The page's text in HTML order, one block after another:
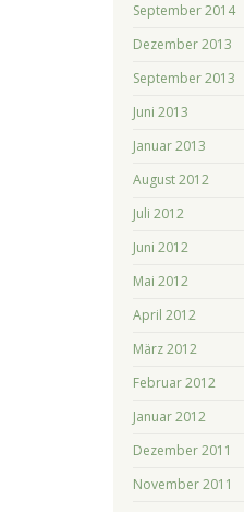
September 2014
Dezember 2013
September 2013
Juni 2013
Januar 2013
August 2012
Juli 2012
Juni 2012
Mai 2012
April 2012
März 2012
Februar 2012
Januar 2012
Dezember 2011
November 2011